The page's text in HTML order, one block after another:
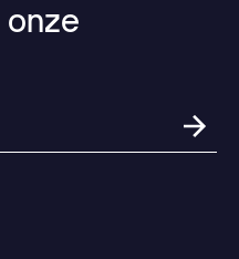
onze